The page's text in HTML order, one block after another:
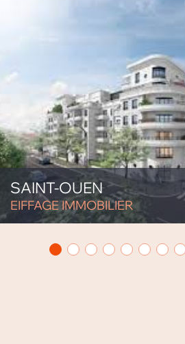
SAINT-OUEN
EIFFAGE IMMOBILIER